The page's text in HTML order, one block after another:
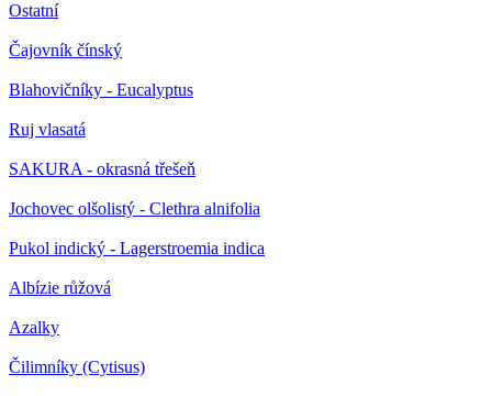
Ostatní
Čajovník čínský
Blahovičníky - Eucalyptus
Ruj vlasatá
SAKURA - okrasná třešeň
Jochovec olšolistý - Clethra alnifolia
Pukol indický - Lagerstroemia indica
Albízie růžová
Azalky
Čilimníky (Cytisus)